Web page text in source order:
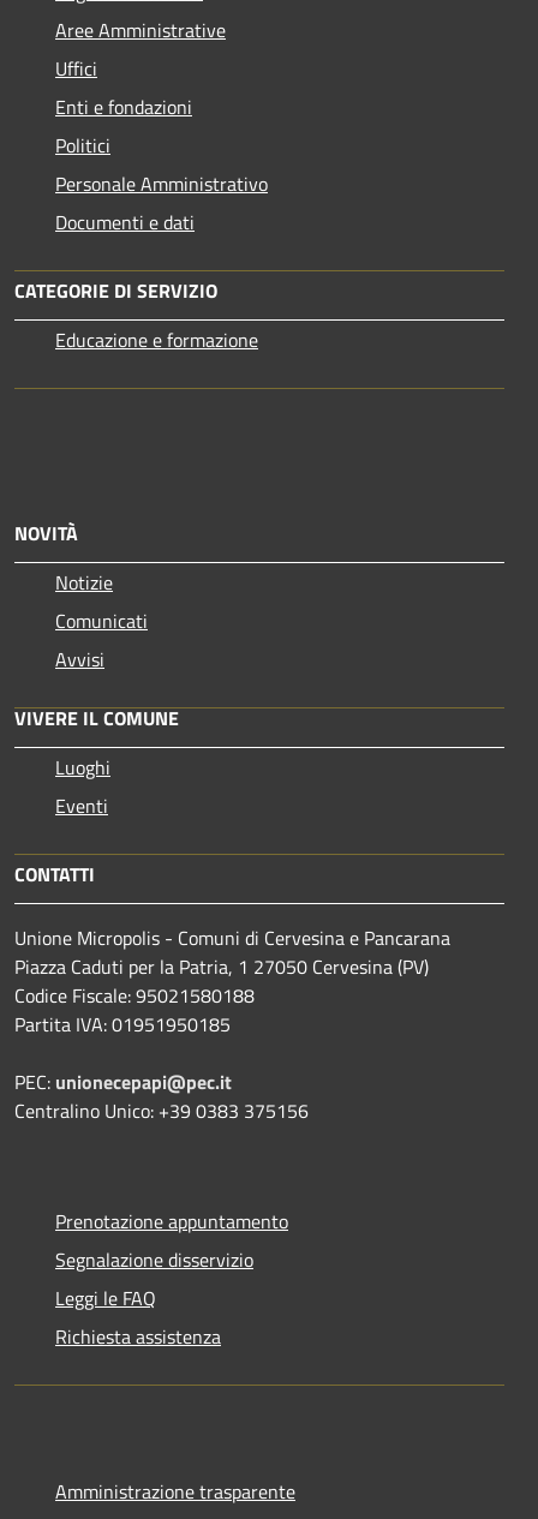
Aree Amministrative
Uffici
Enti e fondazioni
Politici
Personale Amministrativo
Documenti e dati
CATEGORIE DI SERVIZIO
Educazione e formazione
NOVITÀ
Notizie
Comunicati
Avvisi
VIVERE IL COMUNE
Luoghi
Eventi
CONTATTI
Unione Micropolis - Comuni di Cervesina e Pancarana
Piazza Caduti per la Patria, 1 27050 Cervesina (PV)
Codice Fiscale: 95021580188
Partita IVA: 01951950185
PEC: unionecepapi@pec.it
Centralino Unico: +39 0383 375156
Prenotazione appuntamento
Segnalazione disservizio
Leggi le FAQ
Richiesta assistenza
Amministrazione trasparente